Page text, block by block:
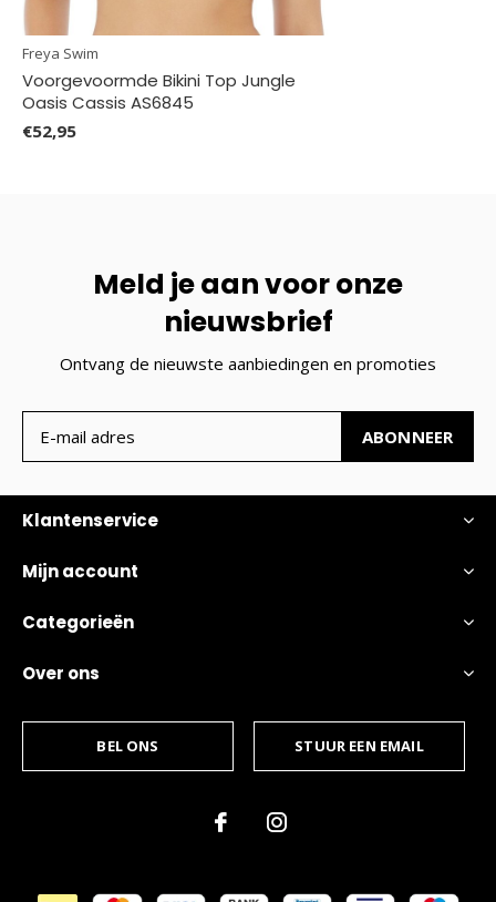
Freya Swim
Voorgevoormde Bikini Top Jungle
Oasis Cassis AS6845
€52,95
Meld je aan voor onze
nieuwsbrief
Ontvang de nieuwste aanbiedingen en promoties
ABONNEER
Klantenservice
Mijn account
Categorieën
Over ons
BEL ONS STUUR EEN EMAIL